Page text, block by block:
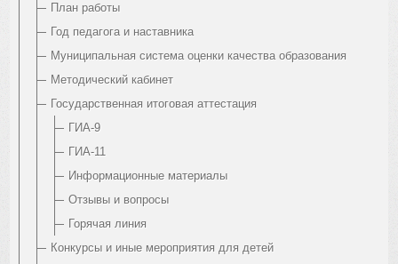
План работы
Год педагога и наставника
Муниципальная система оценки качества образования
Методический кабинет
Государственная итоговая аттестация
ГИА-9
ГИА-11
Информационные материалы
Отзывы и вопросы
Горячая линия
Конкурсы и иные мероприятия для детей